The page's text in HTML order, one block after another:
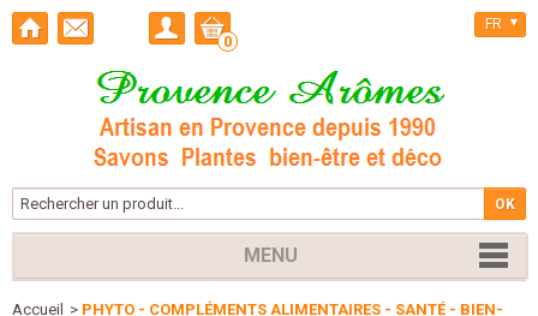
0
FR
MENU
Accueil > PHYTO - COMPLÉMENTS ALIMENTAIRES - SANTÉ - BIEN-